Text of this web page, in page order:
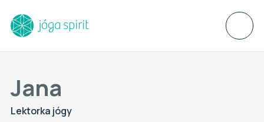
Jana
Lektorka jógy